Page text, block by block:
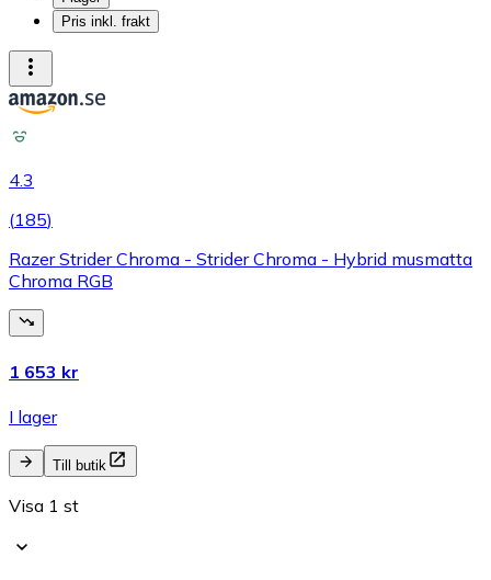
Pris inkl. frakt
4.3
(185)
Razer Strider Chroma - Strider Chroma - Hybrid musmatta
Chroma RGB
1 653 kr
I lager
Till butik
Visa 1 st